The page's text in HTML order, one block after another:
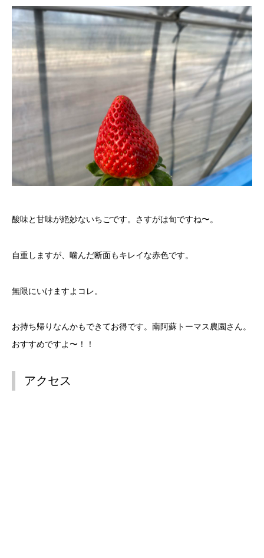
酸味と甘味が絶妙ないちごです。さすがは旬ですね〜。
自重しますが、噛んだ断面もキレイな赤色です。
無限にいけますよコレ。
お持ち帰りなんかもできてお得です。南阿蘇トーマス農園さん。
おすすめですよ〜！！
アクセス